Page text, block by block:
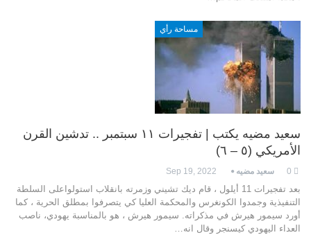
مساحة رأي
سعيد مضيه يكتب | تفجيرات ١١ سبتمبر .. تدشين القرن
الأمريكي (٥ – ٦)
سعيد مضيه Sep 19, 2022
بعد تفجيرات 11 أيلول ، قام ديك تشيني وزمرته بانقلاب استولواعلى السلطة
التنفيذية وجمدوا الكونغرس والمحكمة العليا كي يتصرفوا بمطلق الحرية ، كما
أورد سيمور هيرش في مذكراته. سيمور هيرش ، هو بالمناسبة يهودي، ناصب
العداء اليهودي كيسنجر وقال انه…